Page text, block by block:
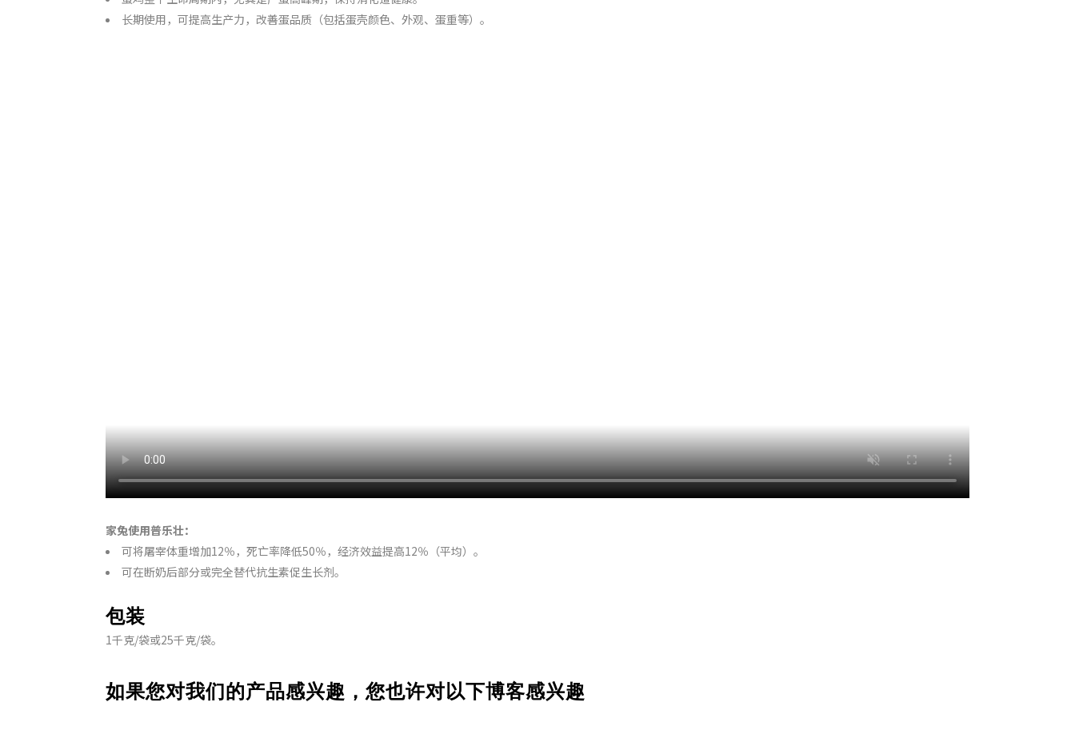
长期使用，可提高生产力，改善蛋品质（包括蛋壳颜色、外观、蛋重等）。
家兔使用普乐壮：
可将屠宰体重增加12％，死亡率降低50％，经济效益提高12％（平均）。
可在断奶后部分或完全替代抗生素促生长剂。
包装
1千克/袋或25千克/袋。
如果您对我们的产品感兴趣，您也许对以下博客感兴趣